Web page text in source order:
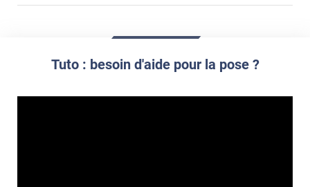
Commander à la taille des carreaux et réappliquer un joint
propre par dessus
Tuto : besoin d'aide pour la pose ?